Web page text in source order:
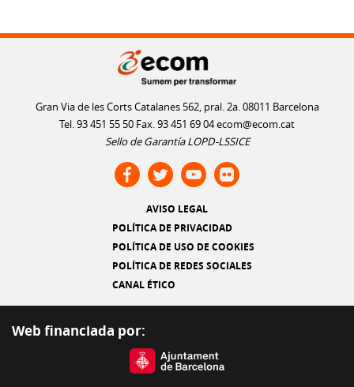
Gran Via de les Corts Catalanes 562, pral. 2a. 08011 Barcelona
Tel. 93 451 55 50 Fax. 93 451 69 04ecom@ecom.cat
Sello de Garantía LOPD-LSSICE
AVISO LEGAL
POLÍTICA DE PRIVACIDAD
POLÍTICA DE USO DE COOKIES
POLÍTICA DE REDES SOCIALES
CANAL ÉTICO
Web financiada por: